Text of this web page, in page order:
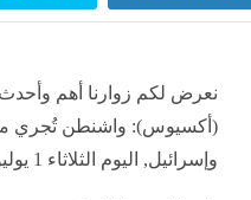
نعرض لكم زوارنا أهم وأحدث
(أكسيوس): واشنطن تُجري
وإسرائيل, اليوم الثلاثاء 1 يوليو 2025 07:06 مساءً